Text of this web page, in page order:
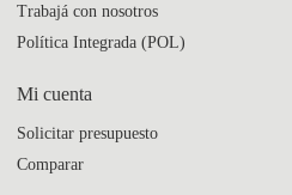
Trabajá con nosotros
Política Integrada (POL)
Mi cuenta
Solicitar presupuesto
Comparar